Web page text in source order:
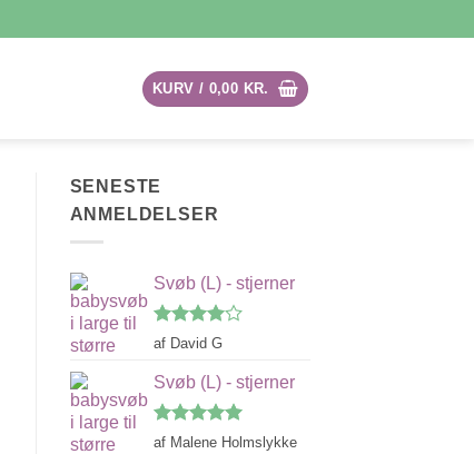
KURV / 0,00 KR.
SENESTE
ANMELDELSER
Svøb (L) - stjerner
Vurderet
5
af David G
Svøb (L) - stjerner
Vurderet5
af Malene Holmslykke